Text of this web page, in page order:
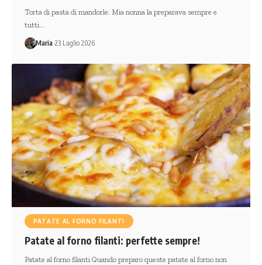
Torta di pasta di mandorle: Mia nonna la preparava sempre e
tutti…
Maria 23 Luglio 2026
PATATE AL FORNO FILANTI
Patate al forno filanti: perfette sempre!
Patate al forno filanti Quando preparo queste patate al forno non